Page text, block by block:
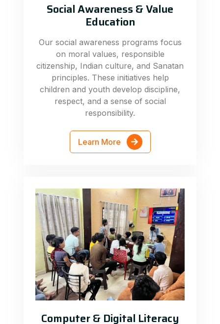
Social Awareness & Value
Education
Our social awareness programs focus
on moral values, responsible
citizenship, Indian culture, and Sanatan
principles. These initiatives help
children and youth develop discipline,
respect, and a sense of social
responsibility.
Learn More
Computer & Digital Literacy